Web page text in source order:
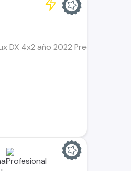
DX 4x2 año 2022 Precio $